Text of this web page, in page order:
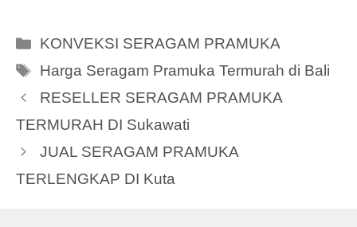
Categories
KONVEKSI SERAGAM PRAMUKA
Tags
Harga Seragam Pramuka Termurah di Bali
RESELLER SERAGAM PRAMUKA
TERMURAH DI Sukawati
JUAL SERAGAM PRAMUKA
TERLENGKAP DI Kuta